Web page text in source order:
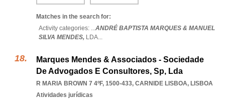
Matches in the search for:
Activity categories: ...ANDRÉ BAPTISTA MARQUES & MANUEL
SILVA MENDES, LDA...
Marques Mendes & Associados - Sociedade
De Advogados E Consultores, Sp, Lda
R MARIA BROWN 7 4ºF, 1500-433, CARNIDE LISBOA, LISBOA
Atividades jurídicas